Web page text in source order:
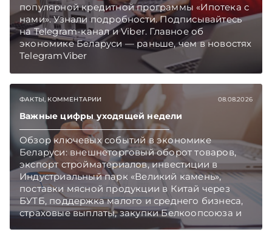
популярной кредитной программы «Ипотека с
нами». Узнали подробности. Подписывайтесь
на Telegram‑канал и Viber. Главное об
экономике Беларуси — раньше, чем в новостях
TelegramViber
ФАКТЫ, КОММЕНТАРИИ 08.08.2026
Важные цифры уходящей недели
Обзор ключевых событий в экономике
Беларуси: внешнеторговый оборот товаров,
экспорт стройматериалов, инвестиции в
Индустриальный парк «Великий камень»,
поставки мясной продукции в Китай через
БУТБ, поддержка малого и среднего бизнеса,
страховые выплаты, закупки Белкоопсоюза и
рост продаж новых автомобилей.